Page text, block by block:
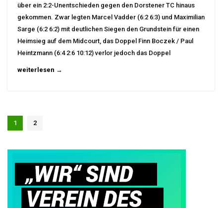
über ein 2:2-Unentschieden gegen den Dorstener TC hinaus
gekommen. Zwar legten Marcel Vadder (6:2 6:3) und Maximilian
Sarge (6:2 6:2) mit deutlichen Siegen den Grundstein für einen
Heimsieg auf dem Midcourt, das Doppel Finn Boczek / Paul
Heintzmann (6:4 2:6 10:12) verlor jedoch das Doppel
weiterlesen →
1 2